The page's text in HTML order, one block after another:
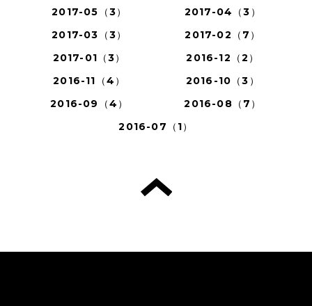
2017-05（3）
2017-04（3）
2017-03（3）
2017-02（7）
2017-01（3）
2016-12（2）
2016-11（4）
2016-10（3）
2016-09（4）
2016-08（7）
2016-07（1）